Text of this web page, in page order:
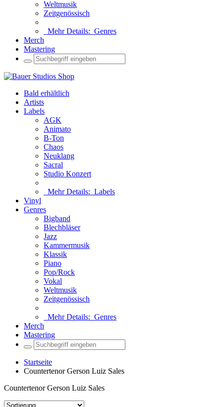
Weltmusik
Zeitgenössisch
Mehr Details: Genres
Merch
Mastering
Bald erhältlich
Artists
Labels
AGK
Animato
B-Ton
Chaos
Neuklang
Sacral
Studio Konzert
Mehr Details: Labels
Vinyl
Genres
Bigband
Blechbläser
Jazz
Kammermusik
Klassik
Piano
Pop/Rock
Vokal
Weltmusik
Zeitgenössisch
Mehr Details: Genres
Merch
Mastering
Startseite
Countertenor Gerson Luiz Sales
Countertenor Gerson Luiz Sales